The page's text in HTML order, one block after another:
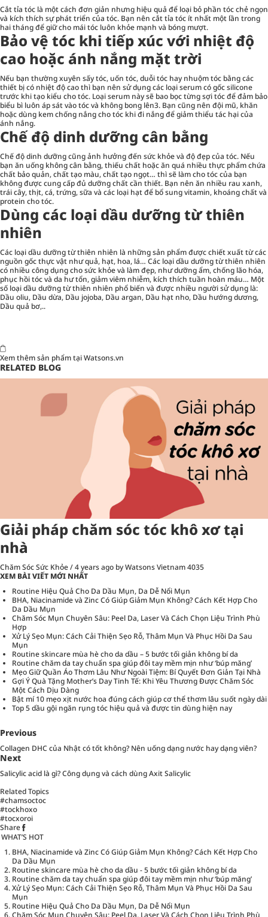
Cắt tỉa tóc là một cách đơn giản nhưng hiệu quả để loại bỏ phần tóc chẻ ngọn
và kích thích sự phát triển của tóc. Bạn nên cắt tỉa tóc ít nhất một lần trong
hai tháng để giữ cho mái tóc luôn khỏe mạnh và bóng mượt.
Bảo vệ tóc khi tiếp xúc với nhiệt độ
cao hoặc ánh nắng mặt trời
Nếu bạn thường xuyên sấy tóc, uốn tóc, duỗi tóc hay nhuộm tóc bằng các
thiết bị có nhiệt độ cao thì bạn nên sử dụng các loại serum có gốc silicone
trước khi tạo kiểu cho tóc. Loại serum này sẽ bao bọc từng sợi tóc để đảm bảo
biểu bì luôn áp sát vào tóc và không bong lên3. Bạn cũng nên đội mũ, khăn
hoặc dùng kem chống nắng cho tóc khi đi nắng để giảm thiểu tác hại của
ánh nắng.
Chế độ dinh dưỡng cân bằng
Chế độ dinh dưỡng cũng ảnh hưởng đến sức khỏe và độ đẹp của tóc. Nếu
bạn ăn uống không cân bằng, thiếu chất hoặc ăn quá nhiều thực phẩm chứa
chất bảo quản, chất tạo màu, chất tạo ngọt… thì sẽ làm cho tóc của bạn
không được cung cấp đủ dưỡng chất cần thiết. Bạn nên ăn nhiều rau xanh,
trái cây, thịt, cá, trứng, sữa và các loại hạt để bổ sung vitamin, khoáng chất và
protein cho tóc.
Dùng các loại dầu dưỡng từ thiên
nhiên
Các loại dầu dưỡng từ thiên nhiên là những sản phẩm được chiết xuất từ các
nguồn gốc thực vật như quả, hạt, hoa, lá… Các loại dầu dưỡng từ thiên nhiên
có nhiều công dụng cho sức khỏe và làm đẹp, như dưỡng ẩm, chống lão hóa,
phục hồi tóc và da hư tổn, giảm viêm nhiễm, kích thích tuần hoàn máu… Một
số loại dầu dưỡng từ thiên nhiên phổ biến và được nhiều người sử dụng là:
Dầu oliu, Dầu dừa, Dầu jojoba, Dầu argan, Dầu hạt nho, Dầu hướng dương,
Dầu quả bơ,..
Xem thêm sản phẩm tạiWatsons.vn
RELATED BLOG
Giải pháp chăm sóc tóc khô xơ tại
nhà
Chăm Sóc Sức Khỏe/4 years ago by Watsons Vietnam4035
XEM BÀI VIẾT MỚI NHẤT
Routine Hiệu Quả Cho Da Dầu Mụn, Da Dễ Nổi Mụn
BHA, Niacinamide và Zinc Có Giúp Giảm Mụn Không? Cách Kết Hợp Cho
Da Dầu Mụn
Chăm Sóc Mụn Chuyên Sâu: Peel Da, Laser Và Cách Chọn Liệu Trình Phù
Hợp
Xử Lý Sẹo Mụn: Cách Cải Thiện Sẹo Rỗ, Thâm Mụn Và Phục Hồi Da Sau
Mụn
Routine skincare mùa hè cho da dầu – 5 bước tối giản không bí da
Routine chăm da tay chuẩn spa giúp đôi tay mềm mịn như ‘búp măng’
Mẹo Giữ Quần Áo Thơm Lâu Như Ngoài Tiệm: Bí Quyết Đơn Giản Tại Nhà
Gợi Ý Quà Tặng Mother’s Day Tinh Tế: Khi Yêu Thương Được Chăm Sóc
Một Cách Dịu Dàng
Bật mí 10 mẹo xịt nước hoa đúng cách giúp cơ thể thơm lâu suốt ngày dài
Top 5 dầu gội ngăn rụng tóc hiệu quả và được tin dùng hiện nay
Previous
Collagen DHC của Nhật có tốt không? Nên uống dạng nước hay dạng viên?
Next
Salicylic acid là gì? Công dụng và cách dùng Axit Salicylic
Related Topics
#chamsoctoc
#tockhoxo
#tocxoroi
Share
WHAT’S HOT
BHA, Niacinamide và Zinc Có Giúp Giảm Mụn Không? Cách Kết Hợp Cho
Da Dầu Mụn
Routine skincare mùa hè cho da dầu - 5 bước tối giản không bí da
Routine chăm da tay chuẩn spa giúp đôi tay mềm mịn như ‘búp măng’
Xử Lý Sẹo Mụn: Cách Cải Thiện Sẹo Rỗ, Thâm Mụn Và Phục Hồi Da Sau
Mụn
Routine Hiệu Quả Cho Da Dầu Mụn, Da Dễ Nổi Mụn
Chăm Sóc Mụn Chuyên Sâu: Peel Da, Laser Và Cách Chọn Liệu Trình Phù